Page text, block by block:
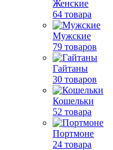
Женские
64 товара
Мужские
79 товаров
Гайтаны
30 товаров
Кошельки
52 товара
Портмоне
24 товара